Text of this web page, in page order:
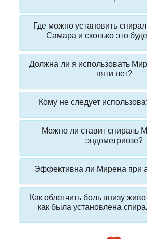
Где можно установить
Самара и сколько это
Должна ли я использовать
пяти лет?
Кому не следует
Можно ли ставит спираль
эндометриозе?
Эффективна ли Мирена при
Как облегчить боль внизу
как была установлена